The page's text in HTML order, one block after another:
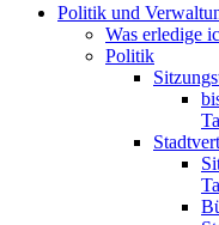
Politik und
Was erledige
Politik